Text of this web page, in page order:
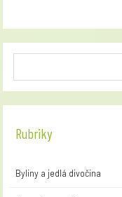
Rubriky
Byliny a jedlá divočina